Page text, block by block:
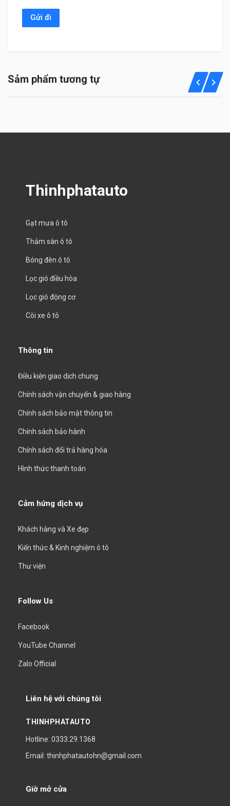
Sảm phẩm tương tự
Thinhphatauto
Gạt mưa ô tô
Thảm sàn ô tô
Bóng đèn ô tô
Lọc gió điều hòa
Lọc gió động cơ
Còi xe ô tô
Thông tin
Điều kiện giao dịch chung
Chính sách vận chuyển & giao hàng
Chính sách bảo mật thông tin
Chính sách bảo hành
Chính sách đổi trả hàng hóa
Hình thức thanh toán
Cảm hứng dịch vụ
Khách hàng và Xe đẹp
Kiến thức & Kinh nghiệm ô tô
Thư viện
Follow Us
Facebook
YouTube Channel
Zalo Official
Liên hệ với chúng tôi
THINHPHATAUTO
Hotline: 0333.29.1368
Email: thinhphatautohn@gmail.com
Giờ mở cửa